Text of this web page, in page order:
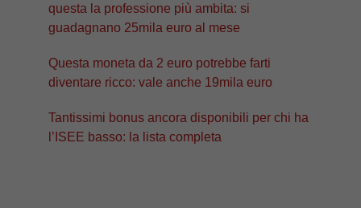
questa la professione più ambita: si
guadagnano 25mila euro al mese
Questa moneta da 2 euro potrebbe farti
diventare ricco: vale anche 19mila euro
Tantissimi bonus ancora disponibili per chi ha
l’ISEE basso: la lista completa